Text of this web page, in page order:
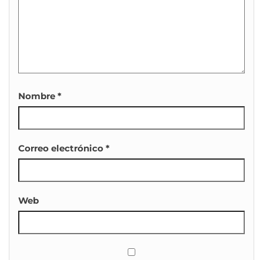
Nombre *
Correo electrónico *
Web